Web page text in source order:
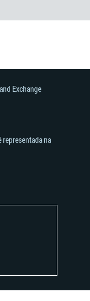
Exchange
representada na